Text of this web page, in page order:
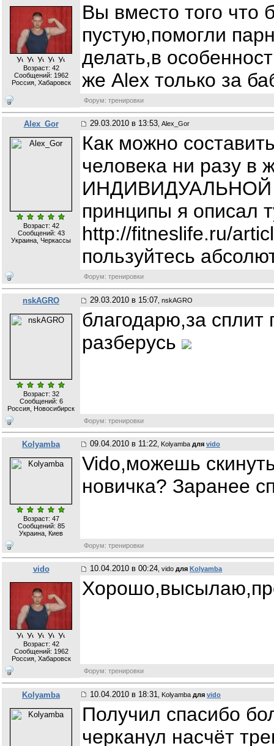
Возраст: 42
Сообщений: 1962
Россия, Хабаровск
Вы вместо того что
пустую,помогли
делать,в
же Alex только за
Форум: тренировки
Alex_Gor 29.03.2010 в 13:53 , Alex_Gor
Возраст: 42
Сообщений: 43
Украина, Черкассы
Как можно
человека ни разу в
ИНДИВИДУАЛЬНОЙ
принципы я описал
http://fitneslife.ru/
пользуйтесь
Форум: тренировки
nskAGRO 29.03.2010 в 15:07 , nskAGRO
Возраст: 32
Сообщений: 6
Россия, Новосибирск
благодарю,за
разберусь
Форум: тренировки
Kolyamba 09.04.2010 в 11:22 , Kolyamba для vido
Возраст: 47
Сообщений: 85
Украина, Киев
Vido,можешь
новичка? Заранее
Форум: тренировки
vido 10.04.2010 в 00:24 , vido для Kolyamba
Возраст: 42
Сообщений: 1962
Россия, Хабаровск
Форум: тренировки
Kolyamba 10.04.2010 в 18:31 , Kolyamba для vido
Получил спасибо
черканул насчёт